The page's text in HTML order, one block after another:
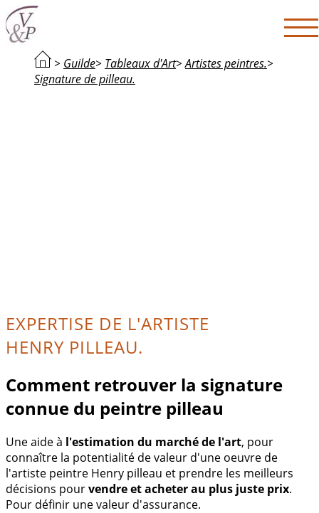
> Guilde> Tableaux d'Art>Artistes peintres.>
Signature de pilleau.
EXPERTISE DE L'ARTISTE
HENRY PILLEAU.
Comment retrouver la signature
connue du peintre pilleau
Une aide à l'estimation du marché de l'art, pour
connaître la potentialité de valeur d'une oeuvre de
l'artiste peintre Henry pilleau et prendre les meilleurs
décisions pourvendre et acheter au plus juste prix.
Pour définir une valeur d'assurance.